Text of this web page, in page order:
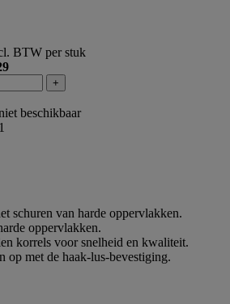
BTW per stuk
+
beschikbaar
schuren van harde oppervlakken.
oppervlakken.
korrels voor snelheid en kwaliteit.
op met de haak-lus-bevestiging.